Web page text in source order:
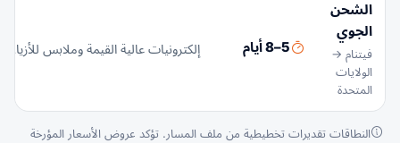
الشحن
الجوي
فيتنام →
الولايات
المتحدة
5–8 أيام إلكترونيات عالية القيمة وملابس
النطاقات تقديرات تخطيطية من ملف المسار. تؤكد عروض الأسعار المؤرخة